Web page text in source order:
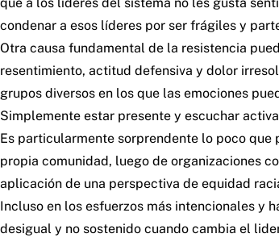
que a los líderes del sistema no les gusta
condenar a esos líderes por ser frágiles y
Otra causa fundamental de la resistencia
resentimiento, actitud defensiva y dolor
grupos diversos en los que las emociones
Simplemente estar presente y escuchar
Es particularmente sorprendente lo poco que
propia comunidad, luego de organizaciones
aplicación de una perspectiva de equidad
Incluso en los esfuerzos más intencionales y
desigual y no sostenido cuando cambia el